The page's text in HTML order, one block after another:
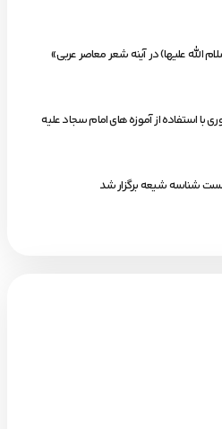
الله علیها) در آینه شعر معاصر عربی»
با استفاده از آموزه های امام سجاد علیه
شناسه شیعه برگزار شد